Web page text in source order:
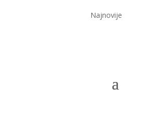
Najnovije